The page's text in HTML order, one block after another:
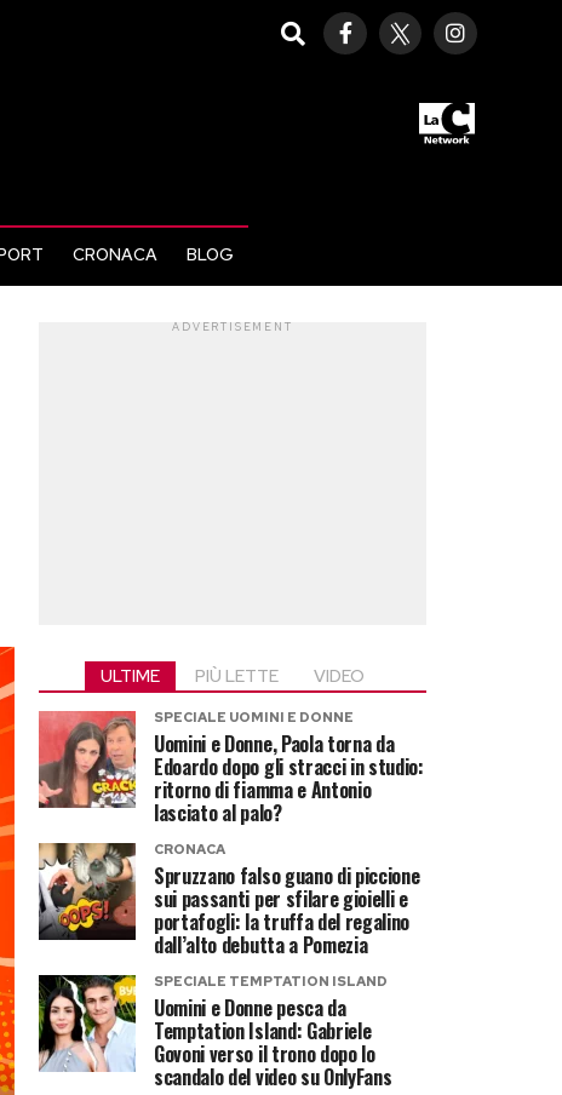
CRONACA BLOG
ADVERTISEMENT
ULTIME PIÙ LETTE VIDEO
SPECIALE UOMINI E DONNE
Uomini e Donne, Paola torna da
Edoardo dopo gli stracci in studio:
ritorno di fiamma e Antonio
lasciato al palo?
CRONACA
Spruzzano falso guano di piccione
sui passanti per sfilare gioielli e
portafogli: la truffa del regalino
dall’alto debutta a Pomezia
SPECIALE TEMPTATION ISLAND
Uomini e Donne pesca da
Temptation Island: Gabriele
Govoni verso il trono dopo lo
scandalo del video su OnlyFans